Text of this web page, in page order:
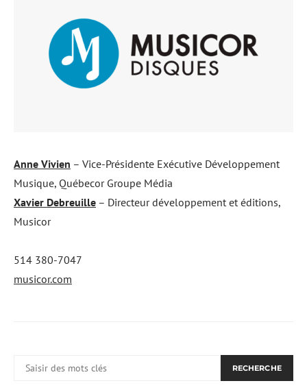
Anne Vivien – Vice-Présidente Exécutive Développement
Musique, Québecor Groupe Média
Xavier Debreuille – Directeur développement et éditions,
Musicor
514 380-7047
musicor.com
RECHERCHE